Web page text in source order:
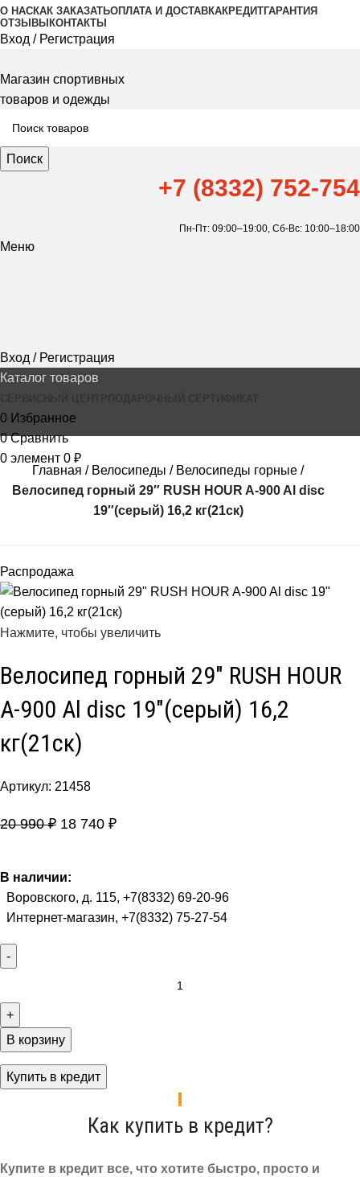
О НАСКАК ЗАКАЗАТЬОПЛАТА И ДОСТАВКАКРЕДИТГАРАНТИЯ
ОТЗЫВЫ КОНТАКТЫ
Вход / Регистрация
Магазин спортивных
товаров и одежды
Поиск
+7 (8332) 752-754
Пн-Пт: 09:00–19:00, Сб-Вс: 10:00–18:00
Меню
Вход / Регистрация
Каталог товаров
0 Избранное
0 Сравнить
0 элемент 0 ₽
Главная
Велосипеды
Велосипеды горные
Велосипед горный 29″ RUSH HOUR A-900 Al disc
19″(серый) 16,2 кг(21ск)
Распродажа
Нажмите, чтобы увеличить
Велосипед горный 29″ RUSH HOUR
A-900 Al disc 19″(серый) 16,2
кг(21ск)
Артикул: 21458
20 990₽ 18 740 ₽
В наличии:
Воровского, д. 115, +7(8332) 69-20-96
Интернет-магазин, +7(8332) 75-27-54
В корзину
Купить в кредит
Как купить в кредит?
Купите в кредит все, что хотите быстро, просто и